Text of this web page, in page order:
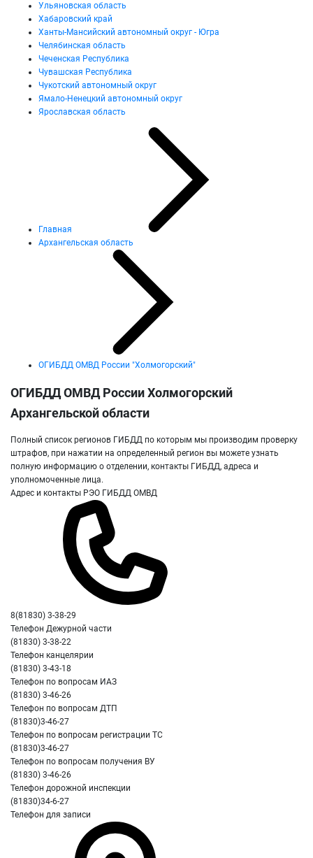
Ульяновская область
Хабаровский край
Ханты-Мансийский автономный округ - Югра
Челябинская область
Чеченская Республика
Чувашская Республика
Чукотский автономный округ
Ямало-Ненецкий автономный округ
Ярославская область
Главная
Архангельская область
ОГИБДД ОМВД России "Холмогорский"
ОГИБДД ОМВД России Холмогорский
Архангельской области
Полный список регионов ГИБДД по которым мы производим проверку
штрафов, при нажатии на определенный регион вы можете узнать
полную информацию о отделении, контакты ГИБДД, адреса и
уполномоченные лица.
Адрес и контакты РЭО ГИБДД ОМВД
8(81830) 3-38-29
Телефон Дежурной части
(81830) 3-38-22
Телефон канцелярии
(81830) 3-43-18
Телефон по вопросам ИАЗ
(81830) 3-46-26
Телефон по вопросам ДТП
(81830)3-46-27
Телефон по вопросам регистрации ТС
(81830)3-46-27
Телефон по вопросам получения ВУ
(81830) 3-46-26
Телефон дорожной инспекции
(81830)34-6-27
Телефон для записи